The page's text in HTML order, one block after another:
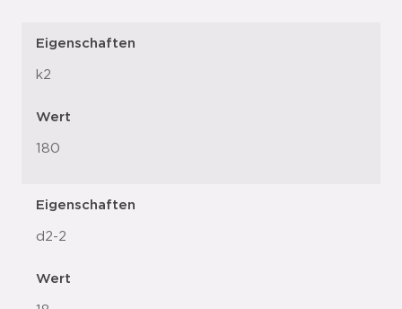
Eigenschaften
k2
Wert
180
Eigenschaften
d2-2
Wert